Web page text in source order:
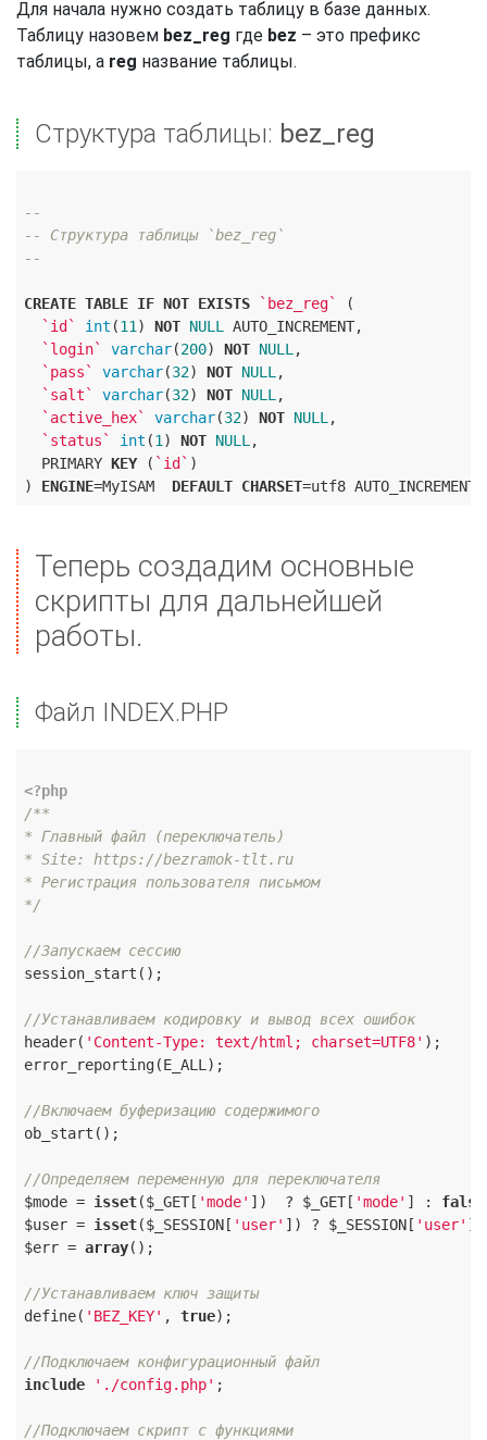
Для начала нужно создать таблицу в базе данных.
Таблицу назовем bez_reg где bez – это префикс
таблицы, а reg название таблицы.
Структура таблицы: bez_reg
--
-- Структура таблицы `bez_reg`
--
CREATE TABLE IF NOT EXISTS `bez_reg`
(
`id`
int (11 ) NOT NULL
AUTO_INCREMENT,
`login`
varchar(200) NOT NULL ,
`pass`
varchar(32) NOT NULL ,
`salt`
varchar(32) NOT NULL ,
`active_hex`
varchar(32) NOT NULL ,
`status`
int (1 ) NOT NULL ,
  PRIMARY
KEY ( `id` )
) ENGINE=MyISAM DEFAULT CHARSET=utf8 AUTO_INCREMENT=
Теперь создадим основные
скрипты для дальнейшей
работы.
Файл INDEX.PHP
<?php
/**
* Главный файл (переключатель)
* Site: https://bezramok-tlt.ru
* Регистрация пользователя письмом
*/
//Запускаем сессию
session_start();
//Устанавливаем кодировку и вывод всех ошибок
header( 'Content-Type: text/html; charset=UTF8' );
error_reporting(E_ALL);
//Включаем буферизацию содержимого
ob_start();
//Определяем переменную для переключателя
$mode = isset($_GET[ 'mode' ])  ? $_GET[ 'mode' ] : false
$user = isset($_SESSION[ 'user' ]) ? $_SESSION[ 'user' ]
$err = array();
//Устанавливаем ключ защиты
define( 'BEZ_KEY' , true);
//Подключаем конфигурационный файл
include
'./config.php' ;
//Подключаем скрипт с функциями